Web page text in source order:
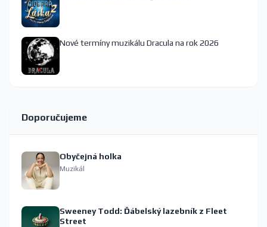
Nové termíny muzikálu Dracula na rok 2026
Doporučujeme
Obyčejná holka
Muzikál
Sweeney Todd: Ďábelský lazebník z Fleet
Street